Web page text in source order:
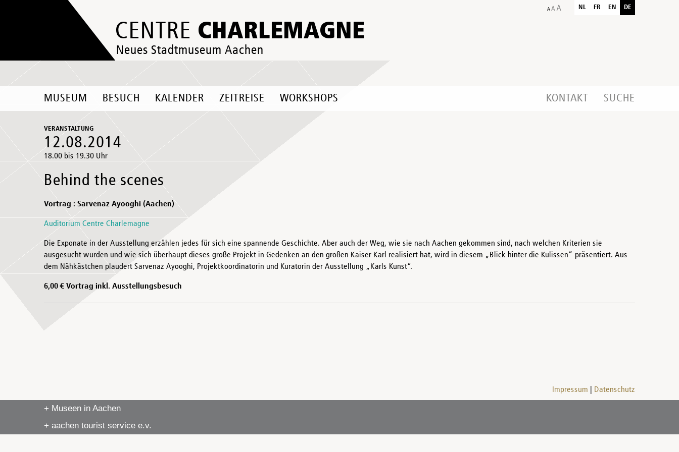
CENTRE CHARLEMAGNE
Neues Stadtmuseum Aachen
NL FR EN DE
MUSEUM BESUCH KALENDER ZEITREISE WORKSHOPS KONTAKT SUCHE
VERANSTALTUNG
12.08.2014
18.00 bis 19.30 Uhr
Behind the scenes
Vortrag : Sarvenaz Ayooghi (Aachen)
Auditorium Centre Charlemagne
Die Exponate in der Ausstellung erzählen jedes für sich eine spannende Geschichte. Aber auch der Weg, wie sie nach Aachen gekommen sind, nach welchen Kriterien sie
ausgesucht wurden und wie sich überhaupt dieses große Projekt in Gedenken an den großen Kaiser Karl realisiert hat, wird in diesem „Blick hinter die Kulissen“ präsentiert. Aus
dem Nähkästchen plaudert Sarvenaz Ayooghi, Projektkoordinatorin und Kuratorin der Ausstellung „Karls Kunst“.
6,00 € Vortrag inkl. Ausstellungsbesuch
Impressum Datenschutz
+ Museen in Aachen
+ aachen tourist service e.v.